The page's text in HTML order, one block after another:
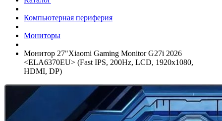
Компьютерная периферия
Мониторы
Монитор 27"Xiaomi Gaming Monitor G27i 2026
<ELA6370EU> (Fast IPS, 200Hz, LCD, 1920x1080,
HDMI, DP)